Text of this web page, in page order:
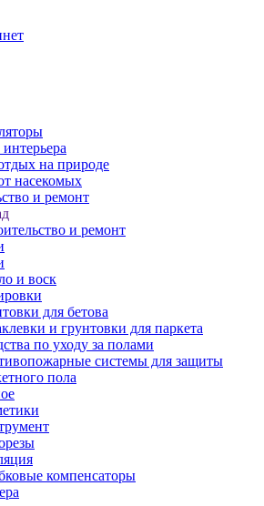
на природе
насекомых
и ремонт
и ремонт
и воск
для бетова
и грунтовки для паркета
по уходу за полами
системы для защиты
пола
компенсаторы